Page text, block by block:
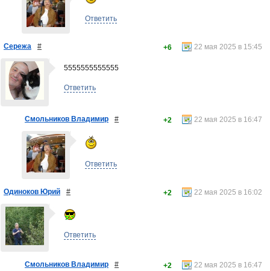
Ответить
Сережа # 22 мая 2025 в 15:45
+6
5555555555555
Ответить
Смольников Владимир # 22 мая 2025 в 16:47
+2
Ответить
Одиноков Юрий # 22 мая 2025 в 16:02
+2
Ответить
Смольников Владимир # 22 мая 2025 в 16:47
+2